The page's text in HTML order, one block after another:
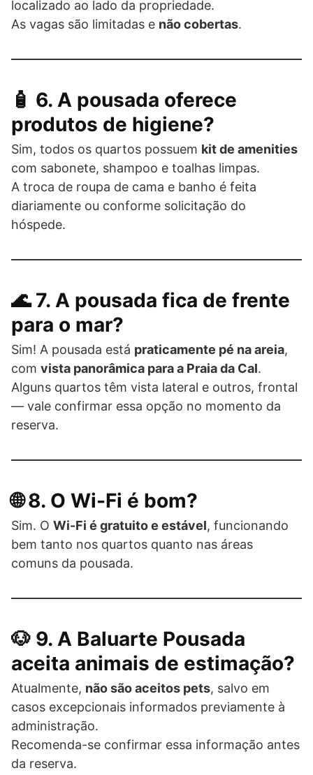
localizado ao lado da propriedade.
As vagas são limitadas e não cobertas.
🧴 6. A pousada oferece
produtos de higiene?
Sim, todos os quartos possuem kit de amenities
com sabonete, shampoo e toalhas limpas.
A troca de roupa de cama e banho é feita
diariamente ou conforme solicitação do
hóspede.
🌊 7. A pousada fica de frente
para o mar?
Sim! A pousada está praticamente pé na areia,
com vista panorâmica para a Praia da Cal.
Alguns quartos têm vista lateral e outros, frontal
— vale confirmar essa opção no momento da
reserva.
🌐 8. O Wi-Fi é bom?
Sim. O Wi-Fi é gratuito e estável, funcionando
bem tanto nos quartos quanto nas áreas
comuns da pousada.
🐶 9. A Baluarte Pousada
aceita animais de estimação?
Atualmente, não são aceitos pets, salvo em
casos excepcionais informados previamente à
administração.
Recomenda-se confirmar essa informação antes
da reserva.